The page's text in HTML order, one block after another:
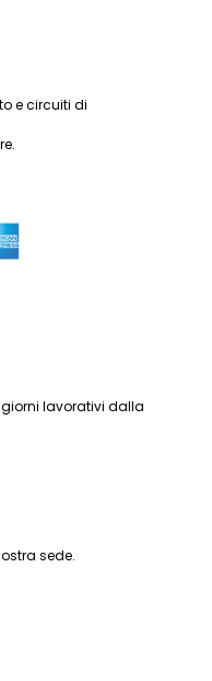
e circuiti di
lavorativi dalla
sede.